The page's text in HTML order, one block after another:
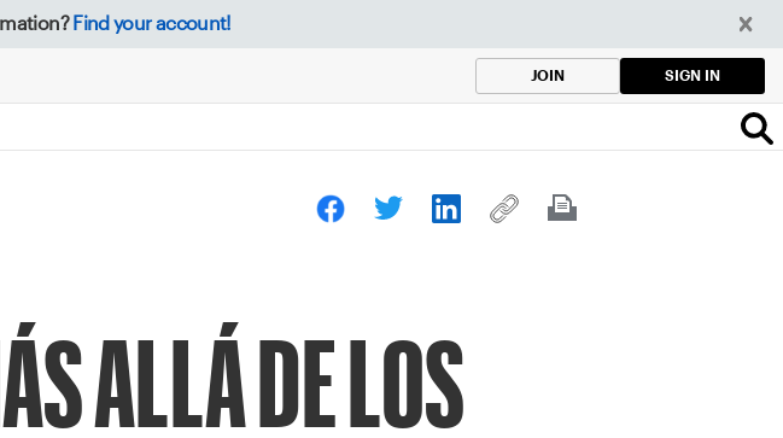
Find your account!
JOIN SIGN IN
ALLÁ DE LOS